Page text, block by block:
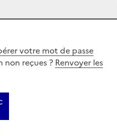
votre mot de passe
reçues ? Renvoyer les